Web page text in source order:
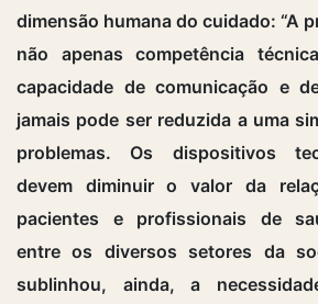
dimensão humana do cuidado: “A
não apenas competência
capacidade de comunicação e
jamais pode ser reduzida a uma
problemas. Os dispositivos
devem diminuir o valor da
pacientes e profissionais de
entre os diversos setores da
sublinhou, ainda, a